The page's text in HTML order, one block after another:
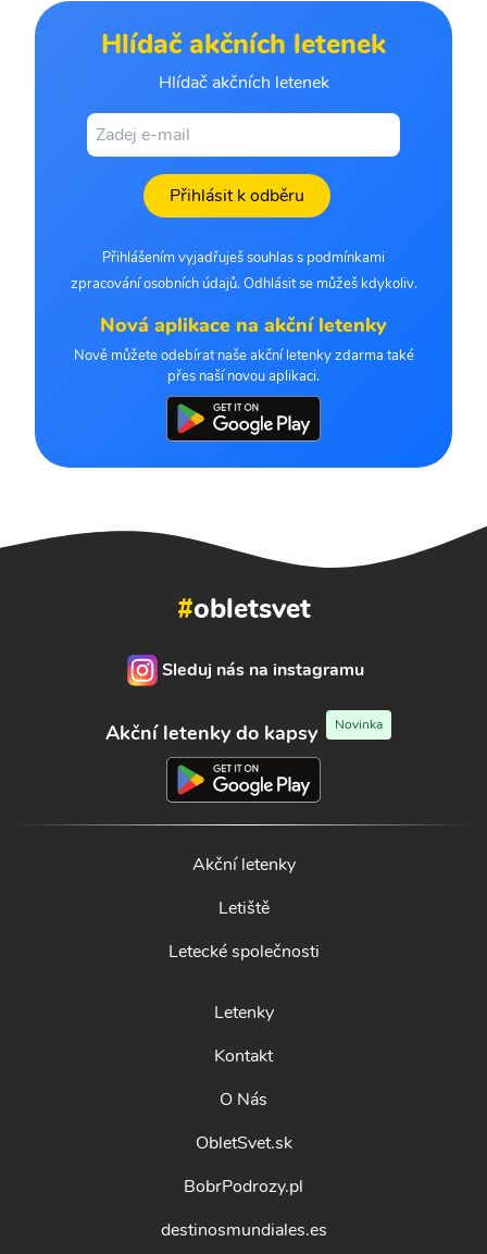
Hlídač akčních letenek
Hlídač akčních letenek
Přihlásit k odběru
Přihlášením vyjadřuješ souhlas s podmínkami
zpracování osobních údajů. Odhlásit se můžeš kdykoliv.
Nová aplikace na akční letenky
Nově můžete odebírat naše akční letenky zdarma také
přes naší novou aplikaci.
#obletsvet
Sleduj nás na instagramu
Akční letenky do kapsy Novinka
Akční letenky
Letiště
Letecké společnosti
Letenky
Kontakt
O Nás
ObletSvet.sk
BobrPodrozy.pl
destinosmundiales.es